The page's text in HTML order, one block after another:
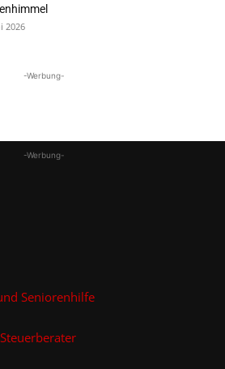
2026
-Werbung-
-Werbung-
Seniorenhilfe